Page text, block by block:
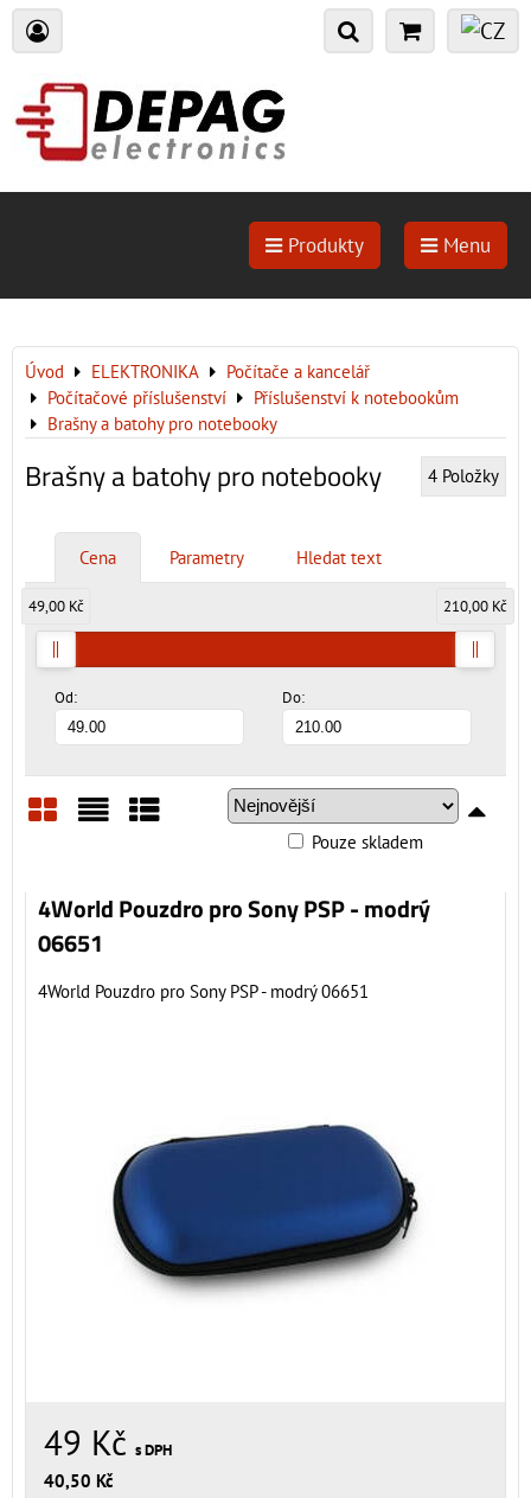
Produkty Menu
Úvod ELEKTRONIKA
Počítače a kancelář
Počítačové příslušenství
Příslušenství k notebookům
Brašny a batohy pro notebooky
Brašny a batohy pro notebooky 4 Položky
Cena Parametry Hledat text
Od: Do:
49,00 Kč 210,00 Kč
Pouze skladem
4World Pouzdro pro Sony PSP - modrý
06651
4World Pouzdro pro Sony PSP - modrý 06651
49 Kč s DPH
40,50 Kč